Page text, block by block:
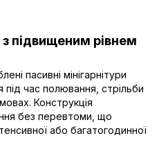
з підвищеним рівнем
пасивні мінігарнітури
під час полювання, стрільби
Конструкція
без перевтоми, що
або багатогодинної